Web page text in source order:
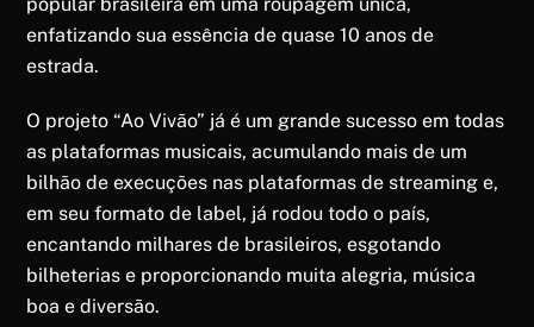
enfatizando sua essência de quase 10 anos de
estrada.
O projeto “Ao Vivão” já é um grande sucesso em todas
as plataformas musicais, acumulando mais de um
bilhão de execuções nas plataformas de streaming e,
em seu formato de label, já rodou todo o país,
encantando milhares de brasileiros, esgotando
bilheterias e proporcionando muita alegria, música
boa e diversão.